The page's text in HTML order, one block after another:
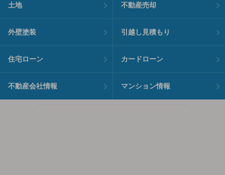
土地 不動産売却
外壁塗装 引越し見積もり
住宅ローン カードローン
不動産会社情報 マンション情報